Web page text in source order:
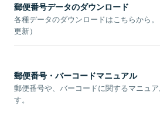
郵便番号データのダウンロード
各種データのダウンロードはこちらから
更新）
郵便番号・バーコードマニュアル
郵便番号や、バーコードに関するマニュ
す。